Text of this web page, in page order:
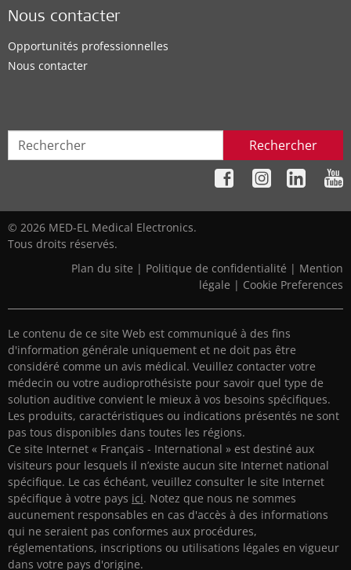
Nous contacter
Opportunités professionnelles
Nous contacter
Rechercher
© 2026 MED-EL Medical Electronics.
Tous droits réservés.
Plan du site | Politique de confidentialité | Mention
légale | Cookie Preferences
Le contenu de ce site Web est communiqué à des fins
d'information générale uniquement et ne doit pas être
considéré comme un avis médical. Veuillez contacter votre
médecin ou votre audioprothésiste pour savoir quel type de
solution auditive convient le mieux à vos besoins spécifiques.
Les produits, caractéristiques ou indications présentés ne sont
pas tous disponibles dans toutes les régions.
Ce site Internet « Français - International » est destiné aux
visiteurs pour lesquels il n’existe aucun site Internet national
spécifique. Le cas échéant, veuillez consulter le site Internet
spécifique à votre pays ici. Notez que nous ne sommes
aucunement responsables en cas d'accès à des informations
qui ne seraient pas conformes aux procédures,
réglementations, inscriptions ou utilisations légales en vigueur
dans votre pays d'origine.